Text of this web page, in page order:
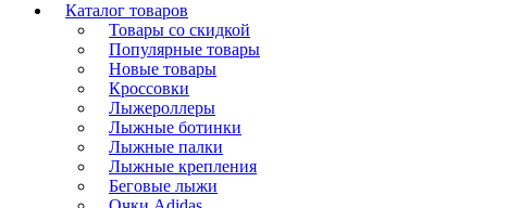
Каталог товаров
Товары со скидкой
Популярные товары
Новые товары
Кроссовки
Лыжероллеры
Лыжные ботинки
Лыжные палки
Лыжные крепления
Беговые лыжи